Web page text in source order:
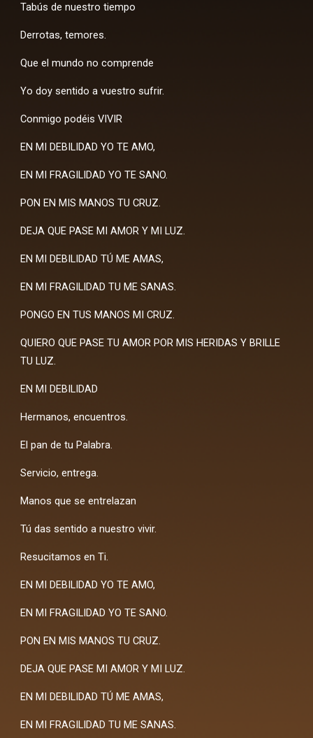
Tabús de nuestro tiempo
Derrotas, temores.
Que el mundo no comprende
Yo doy sentido a vuestro sufrir.
Conmigo podéis VIVIR
EN MI DEBILIDAD YO TE AMO,
EN MI FRAGILIDAD YO TE SANO.
PON EN MIS MANOS TU CRUZ.
DEJA QUE PASE MI AMOR Y MI LUZ.
EN MI DEBILIDAD TÚ ME AMAS,
EN MI FRAGILIDAD TU ME SANAS.
PONGO EN TUS MANOS MI CRUZ.
QUIERO QUE PASE TU AMOR POR MIS HERIDAS Y BRILLE
TU LUZ.
EN MI DEBILIDAD
Hermanos, encuentros.
El pan de tu Palabra.
Servicio, entrega.
Manos que se entrelazan
Tú das sentido a nuestro vivir.
Resucitamos en Ti.
EN MI DEBILIDAD YO TE AMO,
EN MI FRAGILIDAD YO TE SANO.
PON EN MIS MANOS TU CRUZ.
DEJA QUE PASE MI AMOR Y MI LUZ.
EN MI DEBILIDAD TÚ ME AMAS,
EN MI FRAGILIDAD TU ME SANAS.